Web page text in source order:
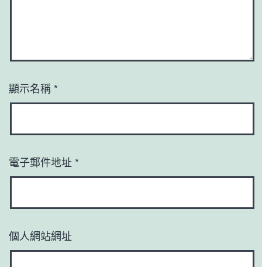
顯示名稱 *
電子郵件地址 *
個人網站網址